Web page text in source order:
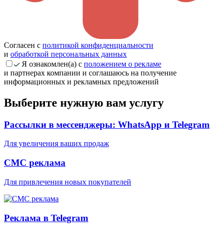
Согласен с политикой конфиденциальности
и обработкой персональных данных
Я ознакомлен(а) с положением о рекламе
и партнерах компании и соглашаюсь на получение
информационных и рекламных предложений
Выберите нужную вам услугу
Рассылки в мессенджеры: WhatsApp и Telegram
Для увеличения ваших продаж
СМС реклама
Для привлечения новых покупателей
Реклама в Telegram